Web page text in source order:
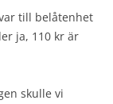
till belåtenhet
ja, 110 kr är
skulle vi